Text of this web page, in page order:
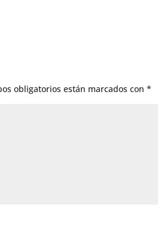
obligatorios están marcados con*